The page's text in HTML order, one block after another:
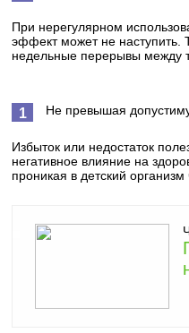
При нерегулярном
эффект может не наступить.
недельные перерывы между
Не превышая
Избыток или недостаток
негативное влияние на
проникая в детский